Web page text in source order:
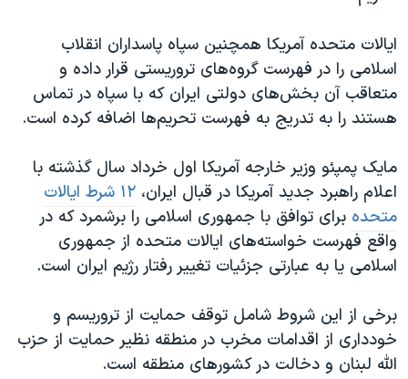
ایالات متحده آمریکا همچنین سپاه پاسداران انقلاب
اسلامی را در فهرست گروه‌های تروریستی قرار داده و
متعاقب آن بخش‌های دولتی ایران که با سپاه در تماس
هستند را به تدریج به فهرست تحریم‌ها اضافه کرده است.
مایک پمپئو وزیر خارجه آمریکا اول خرداد سال گذشته با
اعلام راهبرد جدید آمریکا در قبال ایران،
۱۲ شرط ایالات
متحده برای توافق با جمهوری اسلامی را برشمرد که در
واقع فهرست خواسته‌های ایالات متحده از جمهوری
اسلامی یا به عبارتی جزئیات تغییر رفتار رژیم ایران است.
برخی از این شروط شامل توقف حمایت از تروریسم و
خودداری از اقدامات مخرب در منطقه نظیر حمایت از حزب
الله لبنان و دخالت در کشورهای منطقه است.